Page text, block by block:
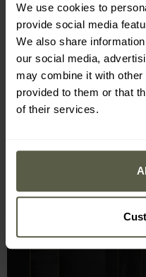
We use cookies to
provide social media
We also share
our social media,
may combine it with other
provided to them or that
of their services.
Beinenden befinden sich
Hose um das Bein oder
und das Gesäß mit einer
verstärkt.